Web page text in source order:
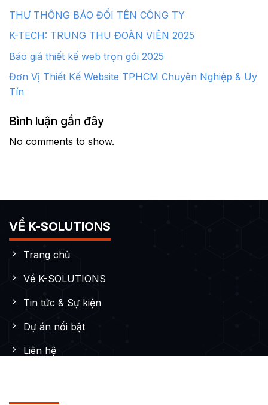
THƯ THÔNG BÁO ĐỔI TÊN CÔNG TY
K-TECH: TRUNG THU ĐOÀN VIÊN 2025
Báo giá thiết kế web trọn gói 2025
Đơn Vị Thiết Kế Website TPHCM Chuyên Nghiệp & Uy
Tín
Bình luận gần đây
No comments to show.
VỀ K-SOLUTIONS
Trang chủ
Về K-SOLUTIONS
Tin tức & Sự kiện
Dự án nổi bật
Liên hệ